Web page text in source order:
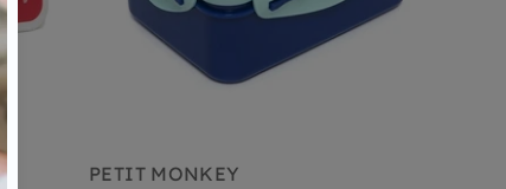
PETIT MONKEY